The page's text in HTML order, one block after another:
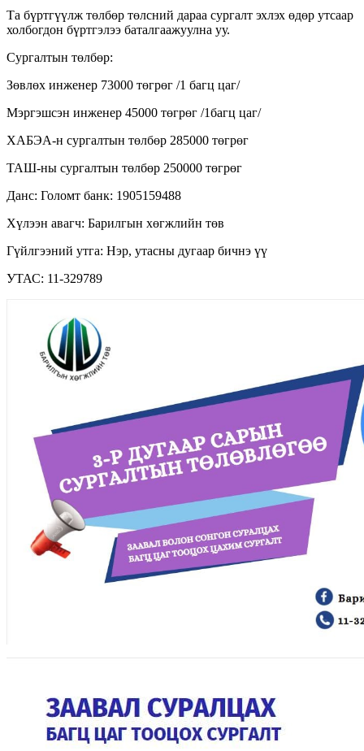
Та бүртгүүлж төлбөр төлсний дараа сургалт эхлэх өдөр утсаар
холбогдон бүртгэлээ баталгаажуулна уу.
Сургалтын төлбөр:
Зөвлөх инженер 73000 төгрөг /1 багц цаг/
Мэргэшсэн инженер 45000 төгрөг /1багц цаг/
ХАБЭА-н сургалтын төлбөр 285000 төгрөг
ТАШ-ны сургалтын төлбөр 250000 төгрөг
Данс: Голомт банк: 1905159488
Хүлээн авагч: Барилгын хөгжлийн төв
Гүйлгээний утга: Нэр, утасны дугаар бичнэ үү
УТАС: 11-329789